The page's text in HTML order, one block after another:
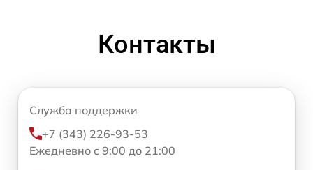
Контакты
Служба поддержки
+7 (343) 226-93-53
Ежедневно с 9:00 до 21:00